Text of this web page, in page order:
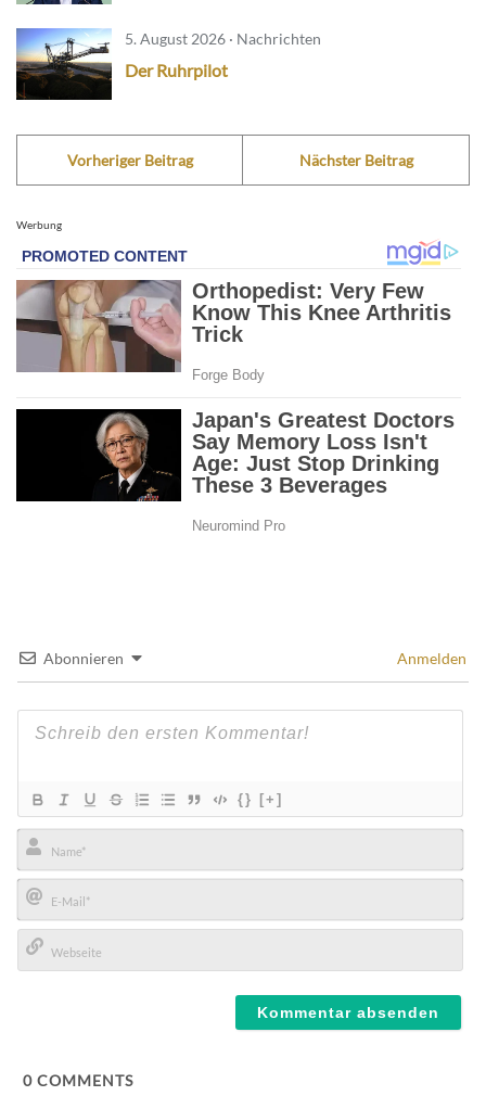
5. August 2026 · Nachrichten
Der Ruhrpilot
Vorheriger Beitrag Nächster Beitrag
Werbung
Abonnieren Anmelden
{} [+]
Name*
E-
Mail*
0 COMMENTS